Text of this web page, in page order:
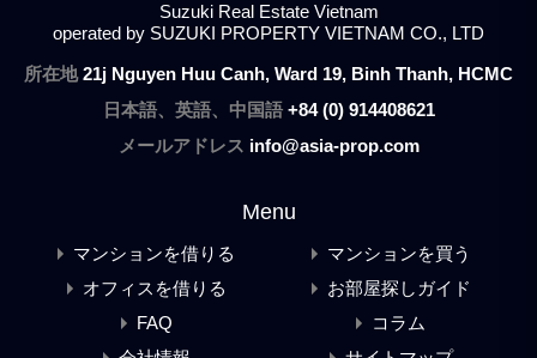
Suzuki Real Estate Vietnam
operated by SUZUKI PROPERTY VIETNAM CO., LTD
所在地21j Nguyen Huu Canh, Ward 19, Binh Thanh, HCMC
日本語、英語、中国語 +84 (0) 914408621
メールアドレス info@asia-prop.com
Menu
マンションを借りる
マンションを買う
オフィスを借りる
お部屋探しガイド
FAQ
コラム